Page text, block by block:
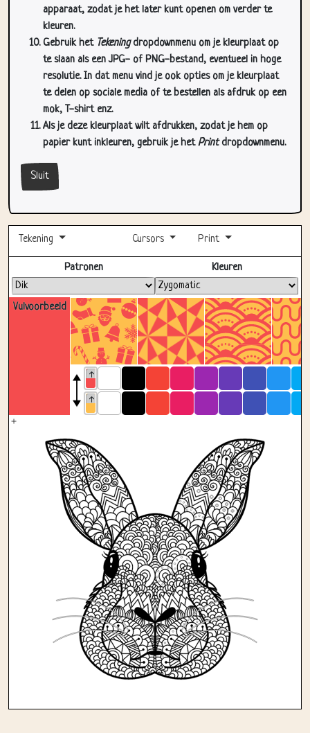
apparaat, zodat je het later kunt openen om verder te
kleuren.
Gebruik het Tekeningdropdownmenu om je kleurplaat op
te slaan als een JPG- of PNG-bestand, eventueel in hoge
resolutie. In dat menu vind je ook opties om je kleurplaat
te delen op sociale media of te bestellen als afdruk op een
mok, T-shirt enz.
Als je deze kleurplaat wilt afdrukken, zodat je hem op
papier kunt inkleuren, gebruik je hetPrintdropdownmenu.
Sluit
Tekening Cursors Print
Volledig scherm
Vulvoorbeeld
Patronen Kleuren